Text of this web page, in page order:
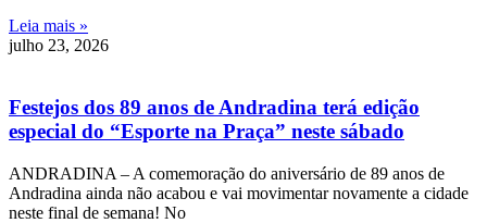
Leia mais »
julho 23, 2026
Festejos dos 89 anos de Andradina terá edição
especial do “Esporte na Praça” neste sábado
ANDRADINA – A comemoração do aniversário de 89 anos de
Andradina ainda não acabou e vai movimentar novamente a cidade
neste final de semana! No